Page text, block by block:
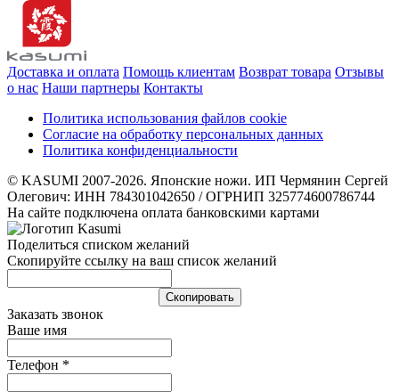
Доставка и оплата Помощь клиентам Возврат товара Отзывы
о нас Наши партнеры Контакты
Политика использования файлов cookie
Согласие на обработку персональных данных
Политика конфиденциальности
© KASUMI 2007-2026. Японские ножи. ИП Чермянин Сергей
Олегович: ИНН 784301042650 / ОГРНИП 325774600786744
На сайте подключена оплата банковскими картами
Поделиться списком желаний
Скопируйте ссылку на ваш список желаний
Cкопировать
Заказать звонок
Ваше имя
Телефон *